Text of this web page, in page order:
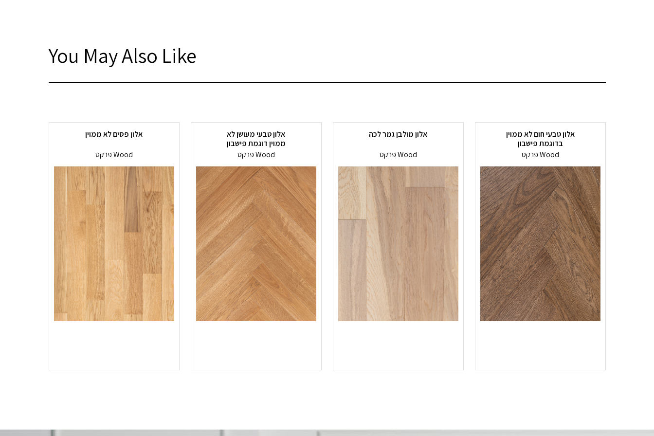
You May Also Like
אלון פסים לא ממוין
פרקט Wood
אלון טבעי מעושן לא
ממוין דוגמת פישבון
פרקט Wood
אלון מולבן גמר לכה
פרקט Wood
אלון טבעי חום לא ממוין
בדוגמת פישבון
פרקט Wood